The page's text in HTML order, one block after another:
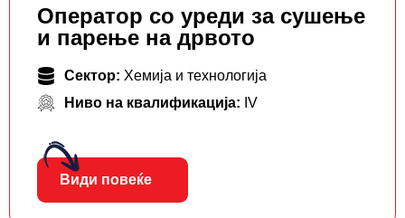
Оператор со уреди за сушење
и парење на дрвото
Сектор: Хемија и технологија
Ниво на квалификација: IV
Види повеќе